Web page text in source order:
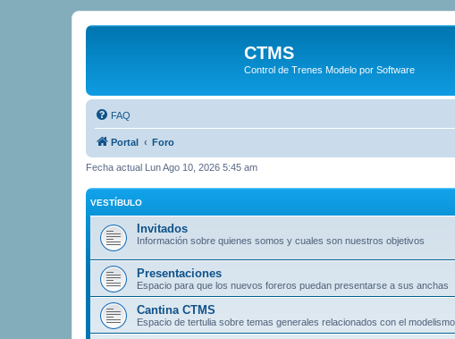
CTMS
Control de Trenes Modelo por Software
FAQ
Portal Foro
Fecha actual Lun Ago 10, 2026 5:45 am
VESTÍBULO
Invitados
Información sobre quienes somos y cuales son nuestros objetivos
Presentaciones
Espacio para que los nuevos foreros puedan presentarse a sus anchas
Cantina CTMS
Espacio de tertulia sobre temas generales relacionados con el